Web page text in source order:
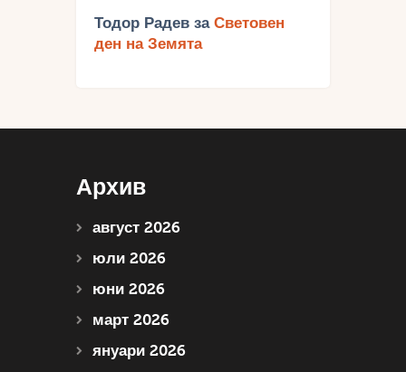
Тодор Радев за Световен
ден на Земята
Архив
август 2026
юли 2026
юни 2026
март 2026
януари 2026